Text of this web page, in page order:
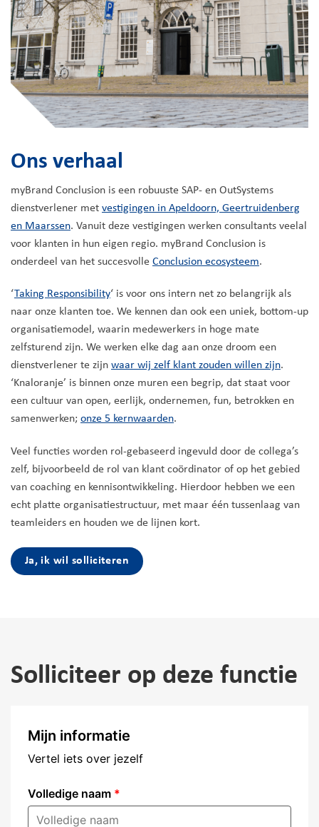
Ons verhaal
myBrand Conclusion is een robuuste SAP- en OutSystems
dienstverlener met vestigingen in Apeldoorn, Geertruidenberg
en Maarssen. Vanuit deze vestigingen werken consultants veelal
voor klanten in hun eigen regio. myBrand Conclusion is
onderdeel van het succesvolle Conclusion ecosysteem.
‘Taking Responsibility‘ is voor ons intern net zo belangrijk als
naar onze klanten toe. We kennen dan ook een uniek, bottom-up
organisatiemodel, waarin medewerkers in hoge mate
zelfsturend zijn. We werken elke dag aan onze droom een
dienstverlener te zijn waar wij zelf klant zouden willen zijn.
‘Knaloranje’ is binnen onze muren een begrip, dat staat voor
een cultuur van open, eerlijk, ondernemen, fun, betrokken en
samenwerken; onze 5 kernwaarden.
Veel functies worden rol-gebaseerd ingevuld door de collega’s
zelf, bijvoorbeeld de rol van klant coördinator of op het gebied
van coaching en kennisontwikkeling. Hierdoor hebben we een
echt platte organisatiestructuur, met maar één tussenlaag van
teamleiders en houden we de lijnen kort.
Ja, ik wil solliciteren
Solliciteer op deze functie